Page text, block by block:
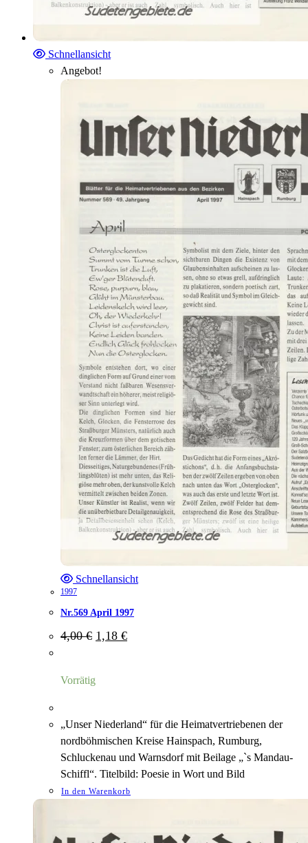
Schnellansicht
Angebot!
Schnellansicht
1997
Nr.569 April 1997
4,00€ Ursprünglicher
Preis
1,18 €Aktueller
Preis
Vorrätig
„Unser Niederland“ für die Heimatvertriebenen der
nordböhmischen Kreise Hainspach, Rumburg,
Schluckenau und Warnsdorf mit Beilage „`s Mandau-
Schiffl“. Titelbild: Poesie in Wort und Bild
In den Warenkorb